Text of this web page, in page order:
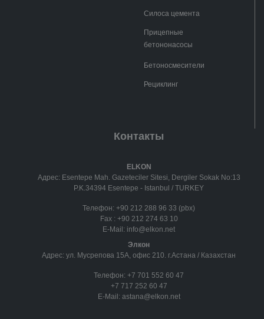
Силоса цемента
Прицепные
бетононасосы
Бетоносмесители
Рециклинг
Контакты
ELKON
Адрес: Esentepe Mah. Gazeteciler Sitesi, Dergiler Sokak No:13
P.K.34394 Esentepe - Istanbul / TURKEY
Телефон: +90 212 288 96 33 (pbx)
Fax : +90 212 274 63 10
E-Mail: info@elkon.net
Элкон
Адрес: ул. Мусрепова 15А, офис 210. г.Астана / Казахстан
Телефон: +7 701 552 60 47
+7 717 252 60 47
E-Mail: astana@elkon.net